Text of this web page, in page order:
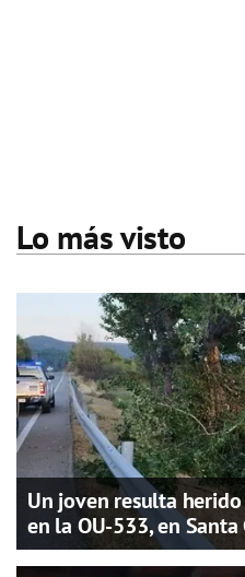
Lo más visto
Un joven resulta
en la OU-533, en Santa